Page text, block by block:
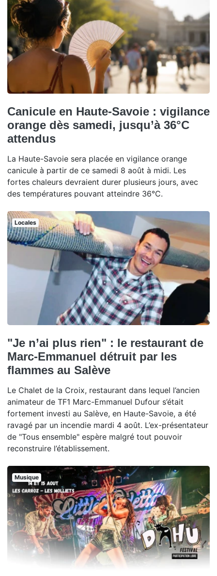
Canicule en Haute-Savoie : vigilance
orange dès samedi, jusqu’à 36°C
attendus
La Haute-Savoie sera placée en vigilance orange
canicule à partir de ce samedi 8 août à midi. Les
fortes chaleurs devraient durer plusieurs jours, avec
des températures pouvant atteindre 36°C.
Locales
"Je n’ai plus rien" : le restaurant de
Marc-Emmanuel détruit par les
flammes au Salève
Le Chalet de la Croix, restaurant dans lequel l’ancien
animateur de TF1 Marc-Emmanuel Dufour s’était
fortement investi au Salève, en Haute-Savoie, a été
ravagé par un incendie mardi 4 août. L’ex-présentateur
de "Tous ensemble" espère malgré tout pouvoir
reconstruire l’établissement.
Musique